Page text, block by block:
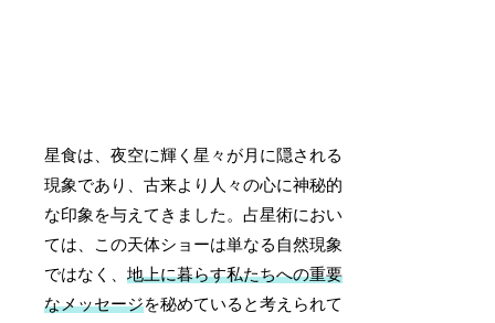
星食は、夜空に輝く星々が月に隠される
現象であり、古来より人々の心に神秘的
な印象を与えてきました。占星術におい
ては、この天体ショーは単なる自然現象
ではなく、地上に暮らす私たちへの重要
なメッセージを秘めていると考えられて